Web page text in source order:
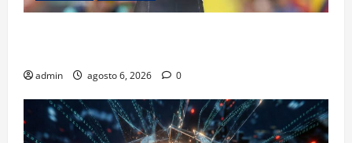
admin agosto 6, 2026 0